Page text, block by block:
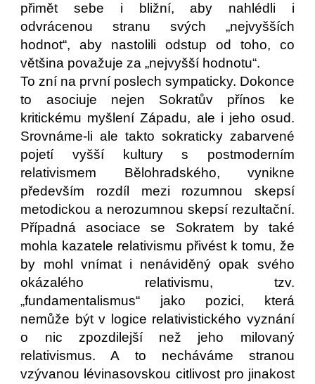
přimět sebe i bližní, aby nahlédli i
odvrácenou stranu svých „nejvyšších
hodnot“, aby nastolili odstup od toho, co
většina považuje za „nejvyšší hodnotu“.
To zní na první poslech sympaticky. Dokonce
to asociuje nejen Sokratův přínos ke
kritickému myšlení Západu, ale i jeho osud.
Srovnáme-li ale takto sokraticky zabarvené
pojetí vyšší kultury s postmoderním
relativismem Bělohradského, vynikne
především rozdíl mezi rozumnou skepsí
metodickou a nerozumnou skepsí rezultační.
Případná asociace se Sokratem by také
mohla kazatele relativismu přivést k tomu, že
by mohl vnímat i nenáviděný opak svého
okázalého relativismu, tzv.
„fundamentalismus“ jako pozici, která
nemůže být v logice relativistického vyznání
o nic zpozdilejší než jeho milovaný
relativismus. A to necháváme stranou
vzývanou lévinasovskou citlivost pro jinakost